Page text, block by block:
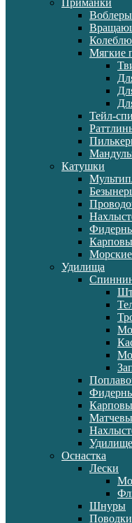
Приманки
Воблеры
Мягкие
Тейл-
Катушки
Морские
Удилища
Оснастка
Лески
Шнуры
Поводки